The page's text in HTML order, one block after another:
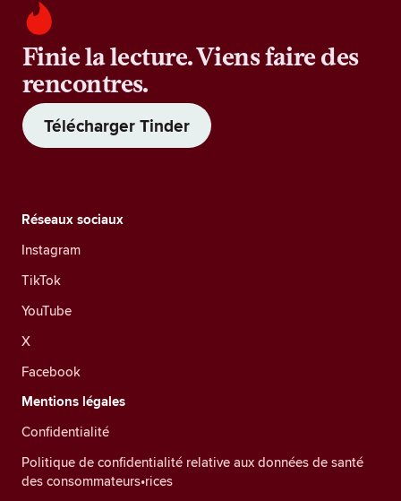
Finie la lecture. Viens faire des
rencontres.
Télécharger Tinder
Réseaux sociaux
Instagram
TikTok
YouTube
X
Facebook
Mentions légales
Confidentialité
Politique de confidentialité relative aux données de santé
des consommateurs•rices